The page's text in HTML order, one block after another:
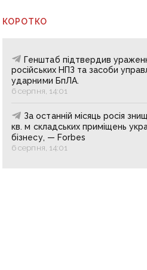
КОРОТКО
Генштаб підтвердив
російських НПЗ та засоби
ударними БпЛА.
6 серпня, 14:01
За останній місяць росія
кв. м складських приміщень
бізнесу, — Forbes
6 серпня, 14:01